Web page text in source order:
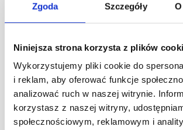
Zgoda Szczegóły
Niniejsza strona korzysta z plików
Wykorzystujemy pliki cookie do
i reklam, aby oferować funkcje
analizować ruch w naszej witrynie.
korzystasz z naszej witryny,
społecznościowym, reklamowym i
zadawane
01.
Czy do integracji przez API
programisty?